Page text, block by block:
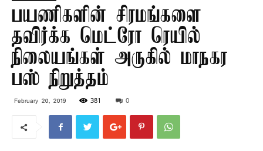
பயணிகளின் சிரமங்களை
தவிர்க்க மெட்ரோ ரெயில்
நிலையங்கள் அருகில் மாநகர
பஸ் நிறுத்தம்
February 20, 2019 381 0